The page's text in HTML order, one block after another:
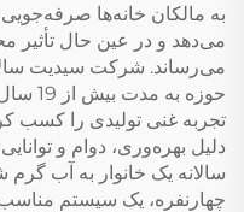
به مالکان خانه‌ها
می‌دهد و در عین حال تأثیر
می‌رساند. شرکت سیدیت
حوزه
تجربه غنی تولیدی را کسب
دلیل بهره‌وری، دوام و
سالانه یک خانوار به آب گرم
چهارنفره، یک سیستم مناسب